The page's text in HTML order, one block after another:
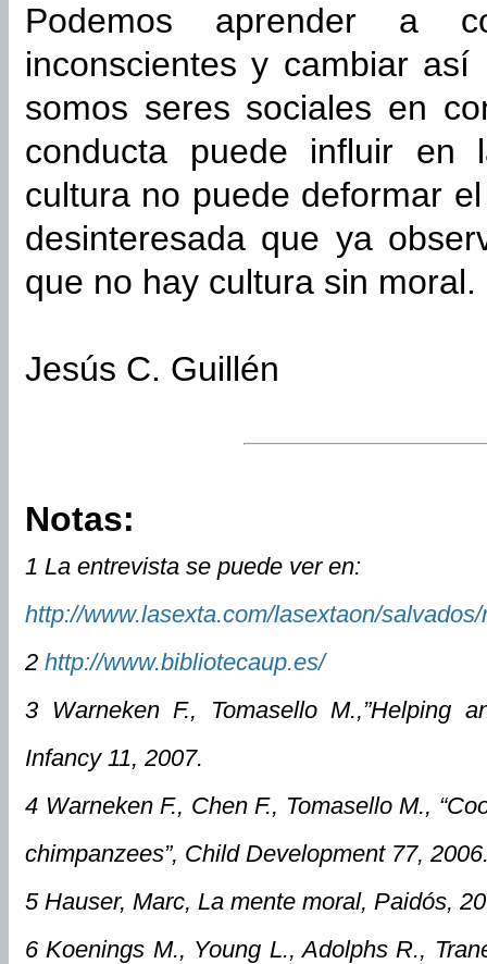
Podemos aprender a
inconscientes y cambiar
somos seres sociales en
conducta puede influir en
cultura no puede deformar
desinteresada que ya
que no hay cultura sin moral.
Jesús C. Guillén
Notas:
1 La entrevista se puede ver en:
http://www.lasexta.com/lasextaon/
2 http://www.bibliotecaup.es/
3 Warneken F., Tomasello M.,”Helping
Infancy 11, 2007.
4 Warneken F., Chen F., Tomasello M.,
chimpanzees”, Child Development 77,
5 Hauser, Marc, La mente moral, Paidós,
6 Koenings M., Young L., Adolphs R.,